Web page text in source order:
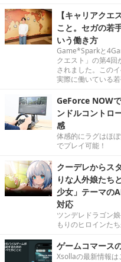
【キャリアクエ
こと。セガの若
いう働き方
Game*Sparkと
クエスト」の第4回
されました。この
実際に働いている
GeForce NOW
ンドルコントロ
感
体感的にラグはほ
でプレイ可能！
クーデレからス
りな人外娘たち
少女」テーマの
対応
ツンデレドラゴン
もりのヒロインた
ゲームコマース
Xsollaの最新情報は